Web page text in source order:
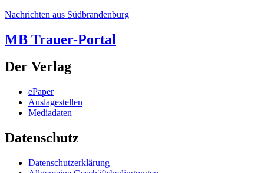
Nachrichten aus Südbrandenburg
MB Trauer-Portal
Der Verlag
ePaper
Auslagestellen
Mediadaten
Datenschutz
Datenschutzerklärung